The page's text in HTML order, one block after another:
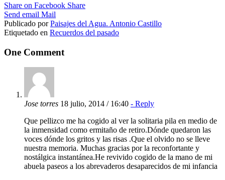
Share on Facebook Share
Send email Mail
Publicado porPaisajes del Agua. Antonio Castillo
Etiquetado en Recuerdos del pasado
One Comment
Jose torres 18 julio, 2014 / 16:40 - Reply
Que pellizco me ha cogido al ver la solitaria pila en medio de
la inmensidad como ermitaño de retiro.Dónde quedaron las
voces dónde los gritos y las risas .Que el olvido no se lleve
nuestra memoria. Muchas gracias por la reconfortante y
nostálgica instantánea.He revivido cogido de la mano de mi
abuela paseos a los abrevaderos desaparecidos de mi infancia